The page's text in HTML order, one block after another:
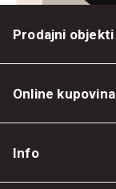
Prodajni objekti
Online kupovina
Info